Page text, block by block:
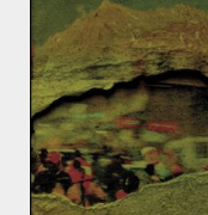
alors des niveaux
en particulier le
En bref :
11 mai :
milliard